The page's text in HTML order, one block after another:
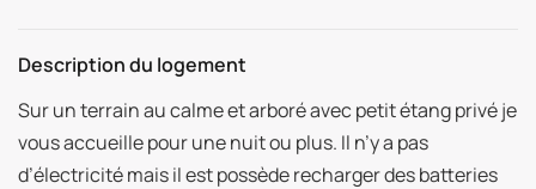
Description du logement
Sur un terrain au calme et arboré avec petit étang privé je
vous accueille pour une nuit ou plus. Il n’y a pas
d’électricité mais il est possède recharger des batteries